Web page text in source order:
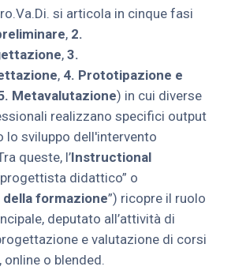
si articola in cinque fasi
, 2.
, 3.
, 4. Prototipazione e
Metavalutazione) in cui diverse
realizzano specifici output
lo sviluppo dell'intervento
queste, l’Instructional
didattico” o
formazione”) ricopre il ruolo
deputato all’attività di
e valutazione di corsi
online o blended.